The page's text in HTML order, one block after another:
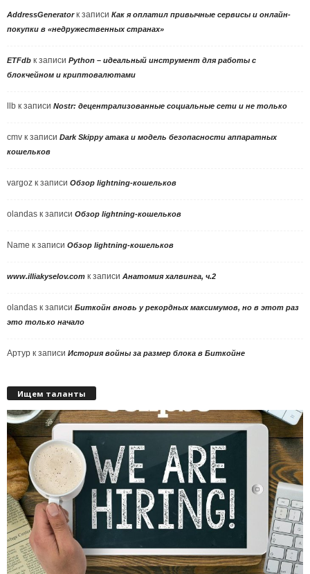
AddressGeneratorк записи Как я оплатил привычные сервисы и онлайн-
покупки в «недружественных странах»
ETFdb к записи Python – идеальный инструмент для работы с
блокчейном и криптовалютами
llb к записи Nostr: децентрализованные социальные сети и не только
cmv к записи Dark Skippy атака и модель безопасности аппаратных
кошельков
vargoz к записи Обзор lightning-кошельков
olandas к записи Обзор lightning-кошельков
Name к записи Обзор lightning-кошельков
www.illiakyselov.com к записи Анатомия халвинга, ч.2
olandas к записи Биткойн вновь у рекордных максимумов, но в этот раз
это только начало
Артур к записи История войны за размер блока в Биткойне
Ищем таланты